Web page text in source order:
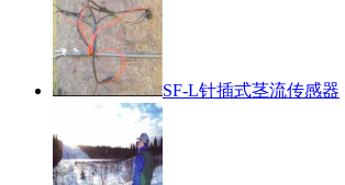
SF-L针插式茎流传感器